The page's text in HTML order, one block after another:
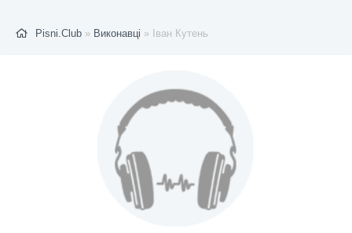
Pisni.Club » Виконавці » Іван Кутень